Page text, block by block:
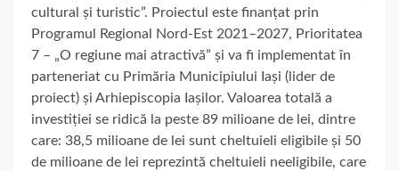
cultural și turistic”. Proiectul este finanțat prin
Programul Regional Nord-Est 2021–2027, Prioritatea
7 – „O regiune mai atractivă” și va fi implementat în
parteneriat cu Primăria Municipiului Iași (lider de
proiect) și Arhiepiscopia Iașilor. Valoarea totală a
investiției se ridică la peste 89 milioane de lei, dintre
care: 38,5 milioane de lei sunt cheltuieli eligibile și 50
de milioane de lei reprezintă cheltuieli neeligibile, care